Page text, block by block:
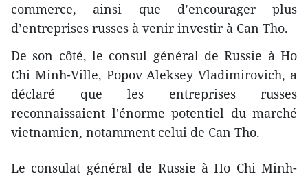
commerce, ainsi que d’encourager plus
d’entreprises russes à venir investir à Can Tho.
De son côté, le consul général de Russie à Ho
Chi Minh-Ville, Popov Aleksey Vladimirovich, a
déclaré que les entreprises russes
reconnaissaient l'énorme potentiel du marché
vietnamien, notamment celui de Can Tho.
Le consulat général de Russie à Ho Chi Minh-